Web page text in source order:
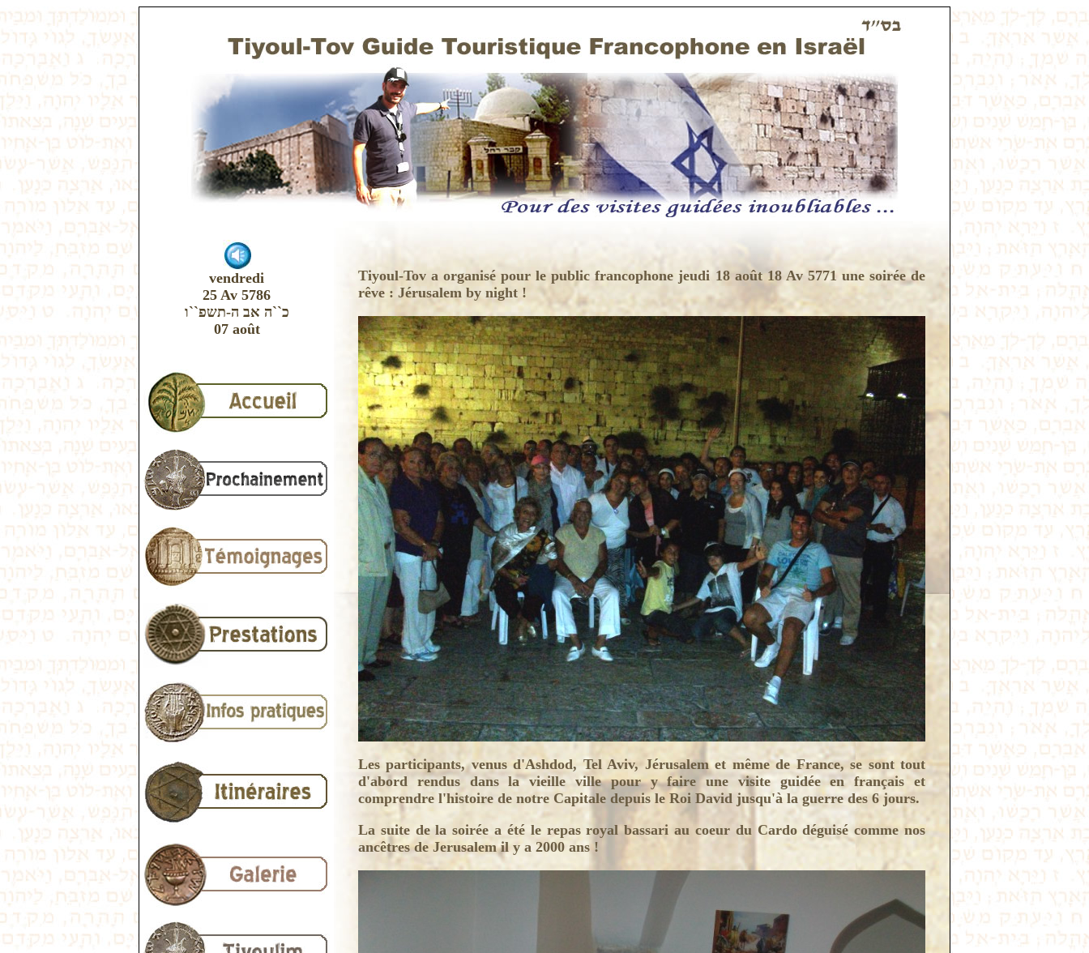
vendredi
25 Av 5786
כ``ה אב ה-תשפ``ו
07 août
Tiyoul-Tov a organisé pour le public francophone jeudi 18 août 18 Av 5771 une soirée de
rêve : Jérusalem by night !
Les participants, venus d'Ashdod, Tel Aviv, Jérusalem et même de France, se sont tout
d'abord rendus dans la vieille ville pour y faire une visite guidée en français et
comprendre l'histoire de notre Capitale depuis le Roi David jusqu'à la guerre des 6 jours.
La suite de la soirée a été le repas royal bassari au coeur du Cardo déguisé comme nos
ancêtres de Jerusalem il y a 2000 ans !